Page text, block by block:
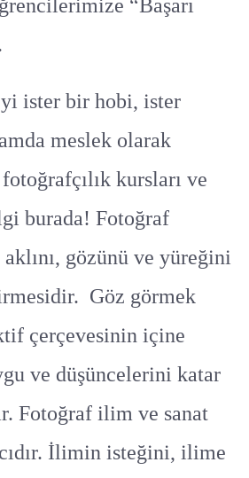
“Başarı
ister bir hobi, ister
meslek olarak
kursları ve
burada! Fotoğraf
gözünü ve yüreğini
Göz görmek
çerçevesinin içine
ve düşüncelerini katar
Fotoğraf ilim ve sanat
İlimin isteğini, ilime